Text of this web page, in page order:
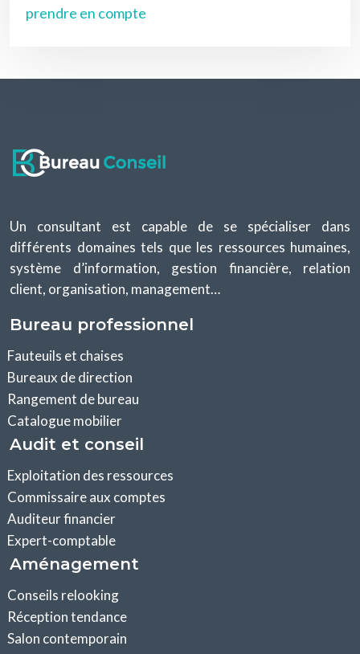
prendre en compte
Un consultant est capable de se spécialiser dans
différents domaines tels que les ressources humaines,
système d’information, gestion financière, relation
client, organisation, management…
Bureau professionnel
Fauteuils et chaises
Bureaux de direction
Rangement de bureau
Catalogue mobilier
Audit et conseil
Exploitation des ressources
Commissaire aux comptes
Auditeur financier
Expert-comptable
Aménagement
Conseils relooking
Réception tendance
Salon contemporain